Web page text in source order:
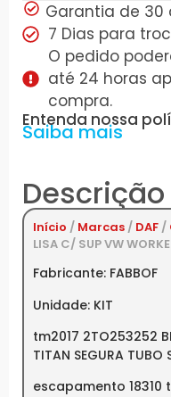
Garantia de 30
7 Dias para
O pedido
até 24 horas
compra.
Entenda nossa
Saiba mais
Descrição
Início / Marcas / DAF /
LISA C/ SUP VW
Fabricante: FABBOF
Unidade: KIT
tm2017 2TO253252
TITAN SEGURA
escapamento